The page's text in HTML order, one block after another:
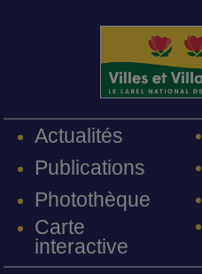
Actualités
Publications
Photothèque
Carte
interactive